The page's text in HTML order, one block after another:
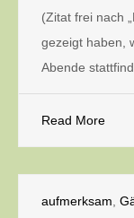
(Zitat frei nach
gezeigt haben,
Abende
Read More
aufmerksam